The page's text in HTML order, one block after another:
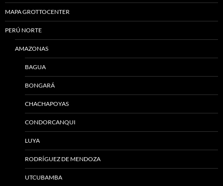
MAPA GROTTOCENTER
PERÚ NORTE
AMAZONAS
BAGUA
BONGARÁ
CHACHAPOYAS
CONDORCANQUI
LUYA
RODRÍGUEZ DE MENDOZA
UTCUBAMBA